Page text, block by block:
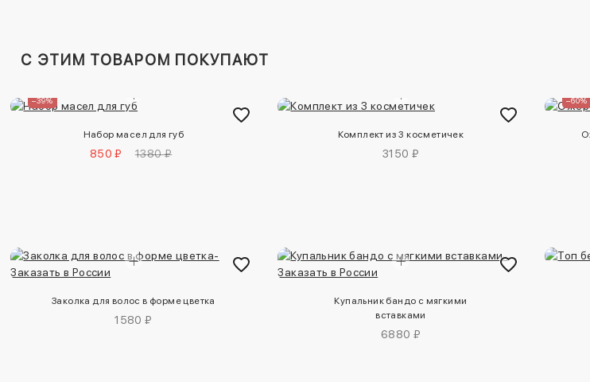
C ЭТИМ ТОВАРОМ ПОКУПАЮТ
–39%
Набор масел для губ
850 ₽ 1380 ₽
Комплект из 3 косметичек
3150 ₽
–60%
Заколка для волос в форме цветка
1580 ₽
Купальник бандо с мягкими
вставками
6880 ₽